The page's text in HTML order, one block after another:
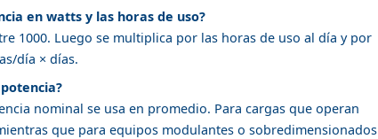
en watts y las horas de uso?
1000. Luego se multiplica por las horas de uso al día y por
día × días.
nominal se usa en promedio. Para cargas que operan
que para equipos modulantes o sobredimensionados